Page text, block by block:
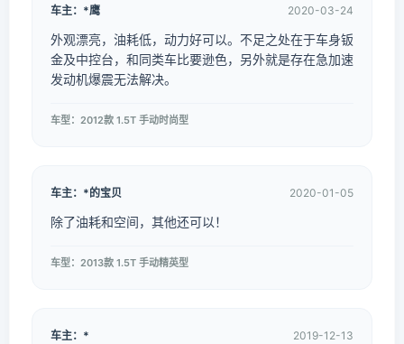
车主：*鹰 2020-03-24
外观漂亮，油耗低，动力好可以。不足之处在于车身钣
金及中控台，和同类车比要逊色，另外就是存在急加速
发动机爆震无法解决。
车型：2012款 1.5T 手动时尚型
车主：*的宝贝 2020-01-05
除了油耗和空间，其他还可以！
车型：2013款 1.5T 手动精英型
车主：* 2019-12-13